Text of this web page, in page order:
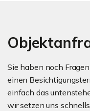
Sie haben noch
einen
einfach das
wir setzen uns